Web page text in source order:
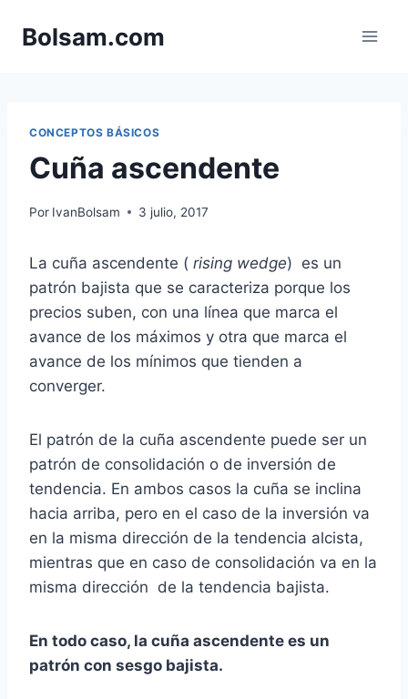
Bolsam.com
CONCEPTOS BÁSICOS
Cuña ascendente
Por IvanBolsam 3 julio, 2017
La cuña ascendente ( rising wedge) es un
patrón bajista que se caracteriza porque los
precios suben, con una línea que marca el
avance de los máximos y otra que marca el
avance de los mínimos que tienden a
converger.
El patrón de la cuña ascendente puede ser un
patrón de consolidación o de inversión de
tendencia. En ambos casos la cuña se inclina
hacia arriba, pero en el caso de la inversión va
en la misma dirección de la tendencia alcista,
mientras que en caso de consolidación va en la
misma dirección de la tendencia bajista.
En todo caso, la cuña ascendente es un
patrón con sesgo bajista.